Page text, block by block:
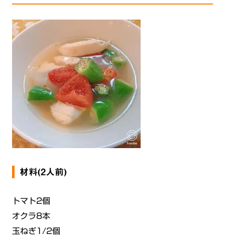
材料(2人前)
トマト2個
オクラ8本
玉ねぎ1/2個